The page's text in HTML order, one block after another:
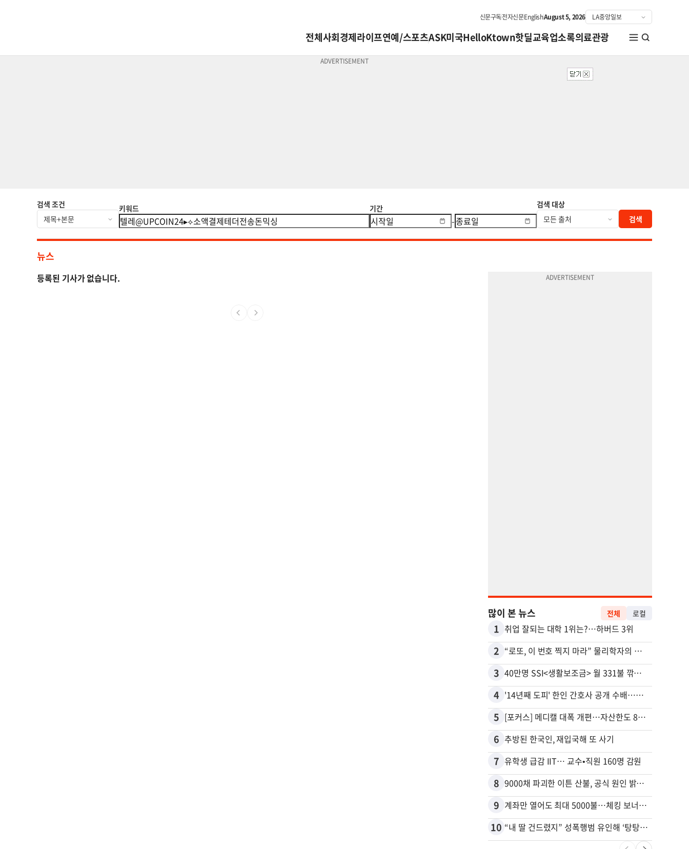
신문구독전자신문EnglishAugust 5, 2026
전체사회경제라이프연예/스포츠ASK미국HelloKtown핫딜교육업소록의료관광
검색 조건 키워드 기간
-
검색 대상
검색
뉴스
등록된 기사가 없습니다.
많이 본 뉴스 전체 로컬
1 취업 잘되는 대학 1위는?…하버드 3위
2 “로또, 이 번호 찍지 마라” 물리학자의 당첨금 높이는 비밀
3 40만명 SSI<생활보조금> 월 331불 깎이나
4 '14년째 도피' 한인 간호사 공개 수배…메디케어 사기 유죄
5 [포커스] 메디캘 대폭 개편…자산한도 84% 축소
6 추방된 한국인, 재입국해 또 사기
7 유학생 급감 IIT… 교수•직원 160명 감원
8 9000채 파괴한 이튼 산불, 공식 원인 밝혀졌다
9 계좌만 열어도 최대 5000불…체킹 보너스 무한 경쟁
10 “내 딸 건드렸지” 성폭행범 유인해 ‘탕탕’…아빠의 복수 결말